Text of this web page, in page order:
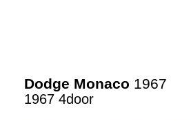
Dodge Monaco 1967
1967 4door